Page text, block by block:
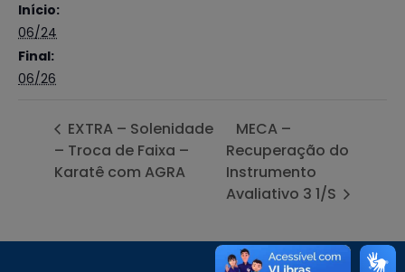
Início:
06/24
Final:
06/26
EXTRA – Solenidade
– Troca de Faixa –
Karatê com AGRA
MECA –
Recuperação do
Instrumento
Avaliativo 3 1/S